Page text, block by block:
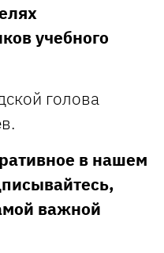
учебного
голова
в нашем
важной